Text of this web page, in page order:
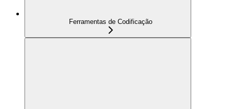
Ferramentas de Codificação